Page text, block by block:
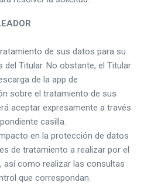
de sus datos para su
del Titular. No obstante, el Titular
de la app de
sobre el tratamiento de sus
aceptar expresamente a través
casilla.
en la protección de datos
de tratamiento a realizar por el
así como realizar las consultas
que correspondan.